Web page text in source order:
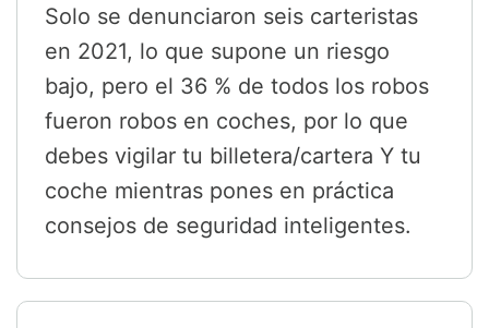
Solo se denunciaron seis carteristas
en 2021, lo que supone un riesgo
bajo, pero el 36 % de todos los robos
fueron robos en coches, por lo que
debes vigilar tu billetera/cartera Y tu
coche mientras pones en práctica
consejos de seguridad inteligentes.